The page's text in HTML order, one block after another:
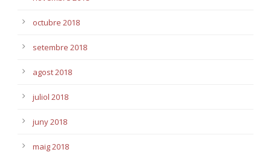
octubre 2018
setembre 2018
agost 2018
juliol 2018
juny 2018
maig 2018